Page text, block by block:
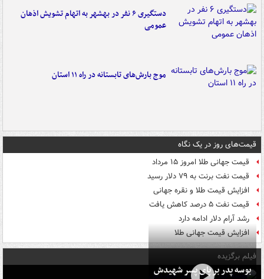
دستگیری ۶ نفر در بهشهر به اتهام تشویش اذهان
عمومی
موج بارش‌های تابستانه در راه ۱۱ استان
قیمت‌های روز در یک نگاه
قیمت جهانی طلا امروز ۱۵ مرداد
قیمت نفت برنت به ۷۹ دلار رسید
افزایش قیمت طلا و نقره جهانی
قیمت نفت ۵ درصد کاهش یافت
رشد آرام دلار ادامه دارد
افزایش قیمت جهانی طلا
فیلم برگزیده
بوسه‌ پدر بر پای پسر شهیدش